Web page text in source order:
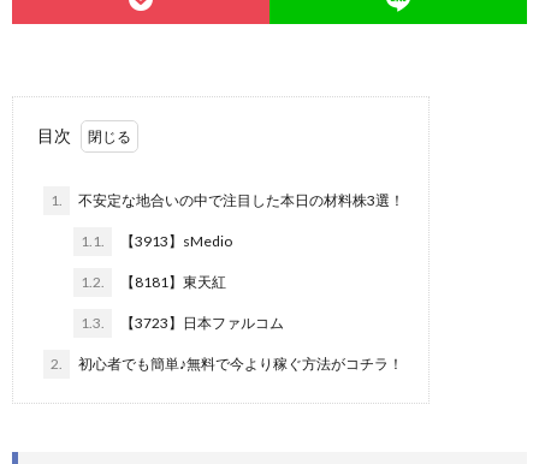
目次
1. 不安定な地合いの中で注目した本日の材料株3選！
1.1. 【3913】sMedio
1.2. 【8181】東天紅
1.3. 【3723】日本ファルコム
2. 初心者でも簡単♪無料で今より稼ぐ方法がコチラ！